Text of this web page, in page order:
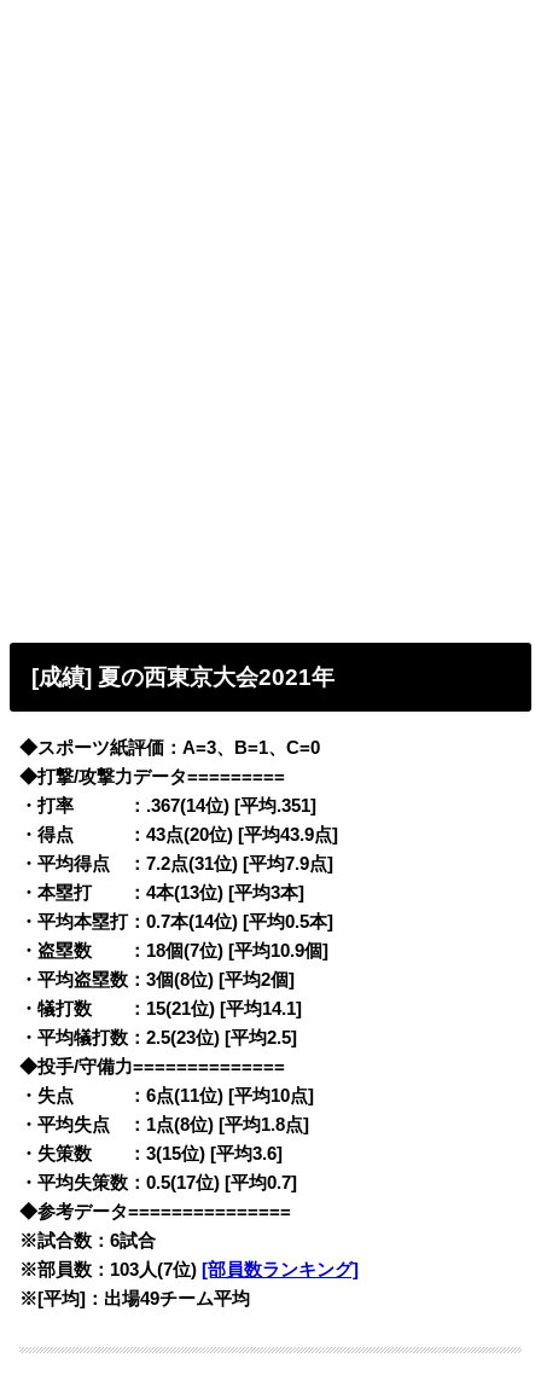
[成績] 夏の西東京大会2021年
◆スポーツ紙評価：A=3、B=1、C=0
◆打撃/攻撃力データ=========
・打率 ：.367(14位) [平均.351]
・得点 ：43点(20位) [平均43.9点]
・平均得点 ：7.2点(31位) [平均7.9点]
・本塁打 ：4本(13位) [平均3本]
・平均本塁打：0.7本(14位) [平均0.5本]
・盗塁数 ：18個(7位) [平均10.9個]
・平均盗塁数：3個(8位) [平均2個]
・犠打数 ：15(21位) [平均14.1]
・平均犠打数：2.5(23位) [平均2.5]
◆投手/守備力==============
・失点 ：6点(11位) [平均10点]
・平均失点 ：1点(8位) [平均1.8点]
・失策数 ：3(15位) [平均3.6]
・平均失策数：0.5(17位) [平均0.7]
◆参考データ===============
※試合数：6試合
※部員数：103人(7位) [部員数ランキング]
※[平均]：出場49チーム平均